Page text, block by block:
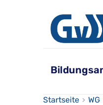
Startseite WG